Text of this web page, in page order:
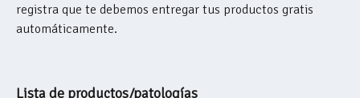
registra que te debemos entregar tus productos gratis
automáticamente.
Lista de productos/patologías